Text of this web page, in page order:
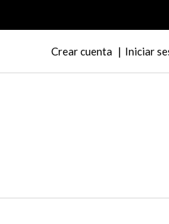
Crear cuenta Iniciar